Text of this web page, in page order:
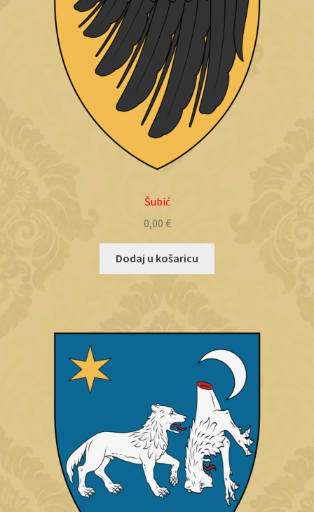
Šubić
0,00 €
Dodaj u košaricu